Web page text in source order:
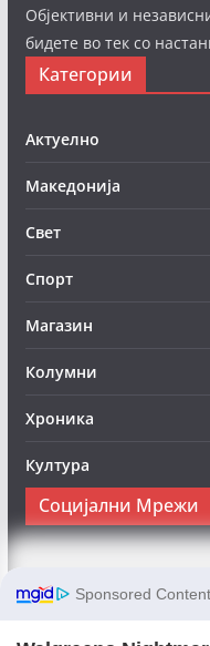
Објективни и
бидете во тек со
Категории
Актуелно
Македонија
Свет
Спорт
Магазин
Колумни
Хроника
Култура
Социјални Мрежи